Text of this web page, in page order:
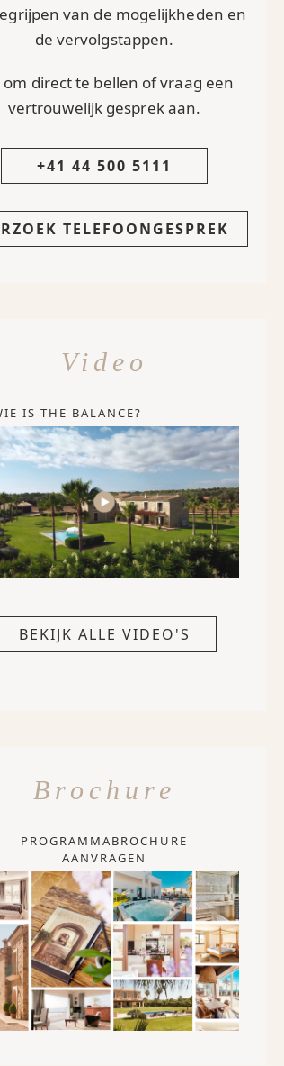
van de mogelijkheden en
de vervolgstappen.
om direct te bellen of vraag een
vertrouwelijk gesprek aan.
+41 44 500 5111
TELEFOONGESPREK
Video
IS THE BALANCE?
BEKIJK ALLE VIDEO'S
Brochure
PROGRAMMABROCHURE
AANVRAGEN